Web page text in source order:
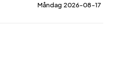
Måndag 2026-08-17